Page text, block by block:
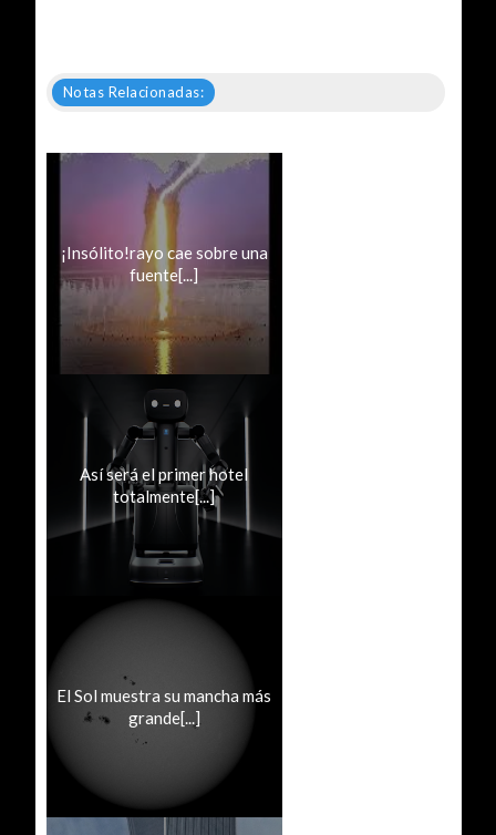
Notas Relacionadas:
¡Insólito!rayo cae sobre una
fuente[...]
Así será el primer hotel
totalmente[...]
El Sol muestra su mancha más
grande[...]